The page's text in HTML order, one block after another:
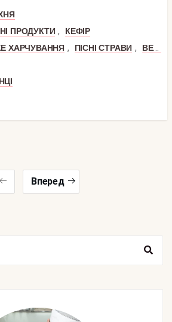
ПРОДУКТИ ,
КЕФІР
ХАРЧУВАННЯ , ПІСНІ СТРАВИ ,
ВЕГАНСЬКІ СТРАВИ
Вперед